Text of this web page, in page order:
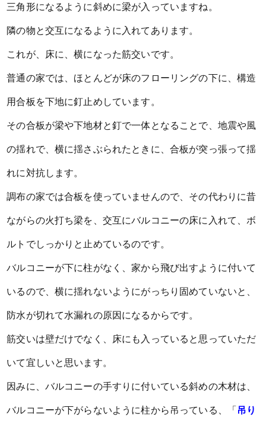
三角形になるように斜めに梁が入っていますね。
隣の物と交互になるように入れてあります。
これが、床に、横になった筋交いです。
普通の家では、ほとんどが床のフローリングの下に、構造
用合板を下地に釘止めしています。
その合板が梁や下地材と釘で一体となることで、地震や風
の揺れで、横に揺さぶられたときに、合板が突っ張って揺
れに対抗します。
調布の家では合板を使っていませんので、その代わりに昔
ながらの火打ち梁を、交互にバルコニーの床に入れて、ボ
ルトでしっかりと止めているのです。
バルコニーが下に柱がなく、家から飛び出すように付いて
いるので、横に揺れないようにがっちり固めていないと、
防水が切れて水漏れの原因になるからです。
筋交いは壁だけでなく、床にも入っていると思っていただ
いて宜しいと思います。
因みに、バルコニーの手すりに付いている斜めの木材は、
バルコニーが下がらないように柱から吊っている、「吊り